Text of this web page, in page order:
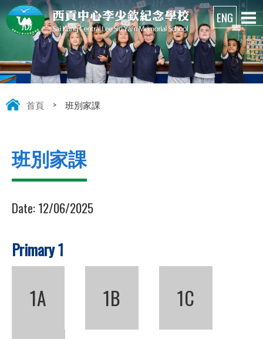
首頁 > 班別家課
班別家課
Date:12/06/2025
Primary 1
1A 1B 1C